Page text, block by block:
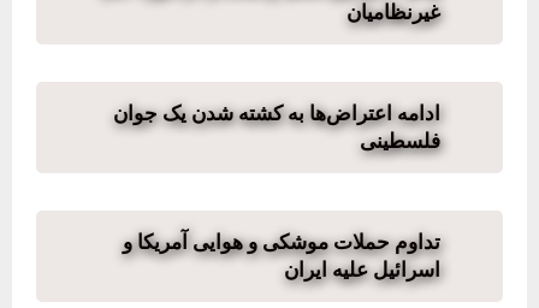
غیرنظامیان
ادامه اعتراض‌ها به کشته شدن یک جوان
فلسطینی
تداوم حملات موشکی و هوایی آمریکا و
اسرائیل علیه ایران